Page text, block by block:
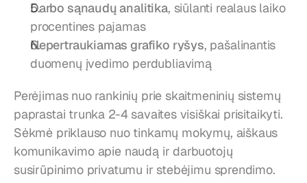
Darbo sąnaudų analitika, siūlanti realaus laiko
procentines pajamas
Nepertraukiamas grafiko ryšys, pašalinantis
duomenų įvedimo perdubliavimą
Perėjimas nuo rankinių prie skaitmeninių sistemų
paprastai trunka 2-4 savaites visiškai prisitaikyti.
Sėkmė priklauso nuo tinkamų mokymų, aiškaus
komunikavimo apie naudą ir darbuotojų
susirūpinimo privatumu ir stebėjimu sprendimo.